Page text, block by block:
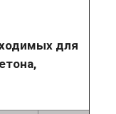
для